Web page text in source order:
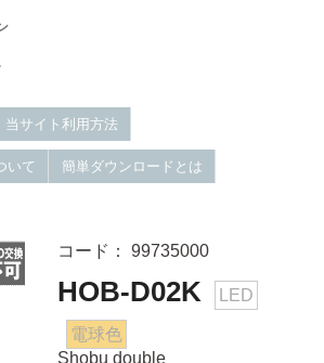
当サイト利用方法
いて 簡単ダウンロードとは
コード： 99735000
HOB-D02K LED
電球色
Shobu double